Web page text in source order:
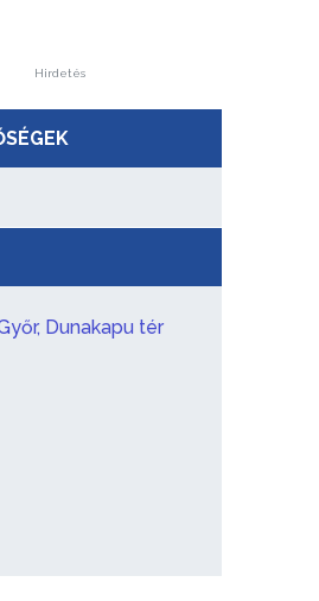
Hirdetés
Dunakapu tér